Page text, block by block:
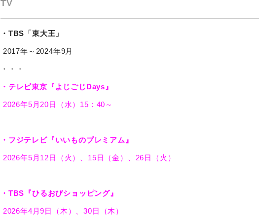
TV
・TBS「東大王」
2017年～2024年9月
・・・
・テレビ東京『よじごじDays』
2026年5月20日（水）15：40～
・フジテレビ『いいものプレミアム』
2026年5月12日（火）、15日（金）、26日（火）
・TBS『ひるおびショッピング』
2026年4月9日（木）、30日（木）